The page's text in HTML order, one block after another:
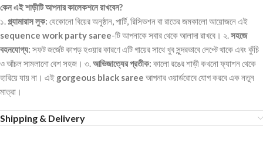
কেন এই শাড়ীটি আপনার কালেকশনে রাখবেন?
১.গ্ল্যামারাস লুক: যেকোনো বিয়ের অনুষ্ঠান, পার্টি, রিসিভশন বা রাতের জমকালো আয়োজনে এই
sequence work party saree-টি আপনাকে সবার থেকে আলাদা রাখবে। ২.সহজে
বহনযোগ্য: সফট জর্জেট কাপড় হওয়ার কারণে এটি গায়ের সাথে খুব সুন্দরভাবে লেপ্টে থাকে এবং কুঁচি
ও আঁচল সামলানো বেশ সহজ। ৩.আভিজাত্যের প্রতীক: কালো রঙের শাড়ী কখনো ফ্যাশন থেকে
হারিয়ে যায় না। এই gorgeous black saree আপনার ওয়ার্ডরোবে যোগ করবে এক নতুন
মাত্রা।
Shipping & Delivery